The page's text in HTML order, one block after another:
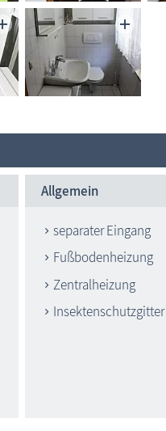
Allgemein
separater Eingang
Fußbodenheizung
Zentralheizung
Insektenschutzgitter